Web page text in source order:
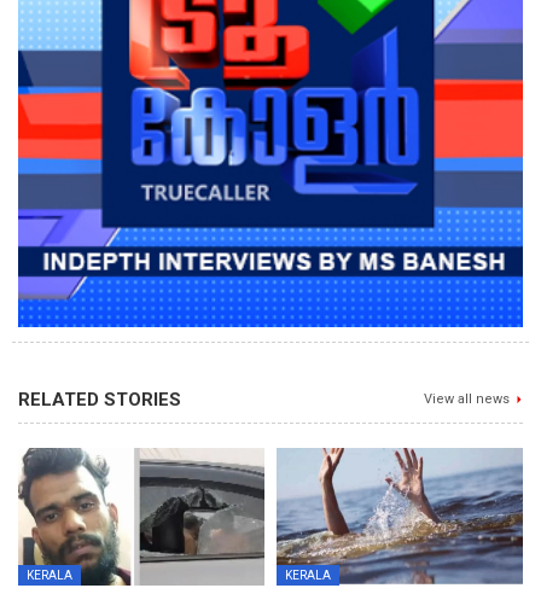
RELATED STORIES View all news
KERALA KERALA